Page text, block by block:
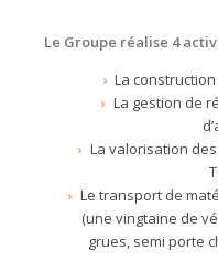
Le Groupe réalise 4
La
La gestion de
La valorisation
Le transport de
(une vingtaine de
grues, semi porte